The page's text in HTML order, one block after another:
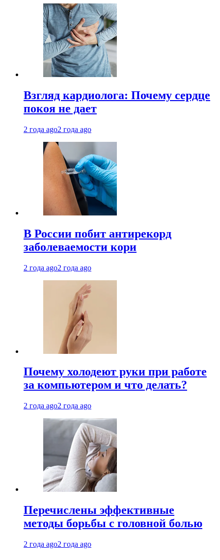
Взгляд кардиолога: Почему сердце
покоя не дает
2 года ago2 года ago
В России побит антирекорд
заболеваемости кори
2 года ago2 года ago
Почему холодеют руки при работе
за компьютером и что делать?
2 года ago2 года ago
Перечислены эффективные
методы борьбы с головной болью
2 года ago2 года ago